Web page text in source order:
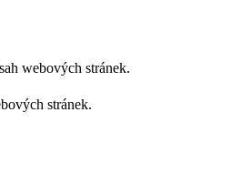
webových stránek.
stránek.